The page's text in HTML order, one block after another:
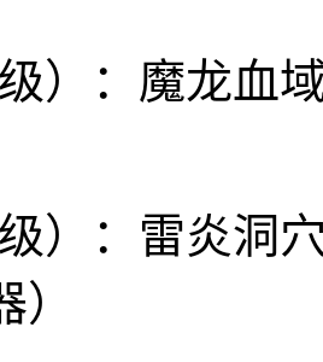
）：魔龙血
）：雷炎洞